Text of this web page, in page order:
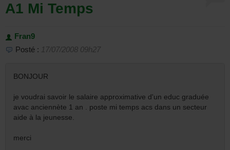
A1 Mi Temps
Fran9
Posté : 17/07/2008 09h27
BONJOUR
je voudrai savoir le salaire approximative d'un educ graduée
avac anciennète 1 an . poste mi temps acs dans un secteur
aide à la jeunesse.
merci